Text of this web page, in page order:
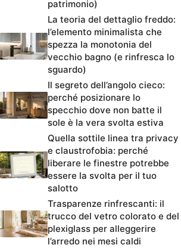
patrimonio)
La teoria del dettaglio freddo:
l’elemento minimalista che
spezza la monotonia del
vecchio bagno (e rinfresca lo
sguardo)
Il segreto dell’angolo cieco:
perché posizionare lo
specchio dove non batte il
sole è la vera svolta estiva
Quella sottile linea tra privacy
e claustrofobia: perché
liberare le finestre potrebbe
essere la svolta per il tuo
salotto
Trasparenze rinfrescanti: il
trucco del vetro colorato e del
plexiglass per alleggerire
l’arredo nei mesi caldi